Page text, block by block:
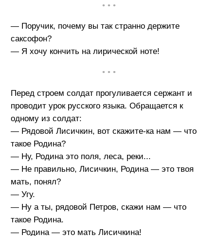
• • •
— Поручик, почему вы так странно держите
саксофон?
— Я хочу кончить на лирической ноте!
• • •
Перед строем солдат прогуливается сержант и
проводит урок русского языка. Обращается к
одному из солдат:
— Рядовой Лисичкин, вот скажите-ка нам — что
такое Родина?
— Ну, Родина это поля, леса, реки...
— Не правильно, Лисичкин, Родина — это твоя
мать, понял?
— Угу.
— Ну а ты, рядовой Петров, скажи нам — что
такое Родина.
— Родина — это мать Лисичкина!